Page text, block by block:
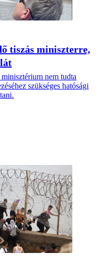
tiszás miniszterre,
nem tudta
szükséges hatósági